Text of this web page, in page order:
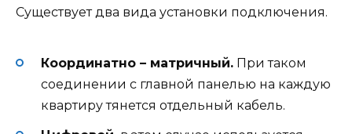
Существует два вида установки подключения.
Координатно – матричный. При таком
соединении с главной панелью на каждую
квартиру тянется отдельный кабель.